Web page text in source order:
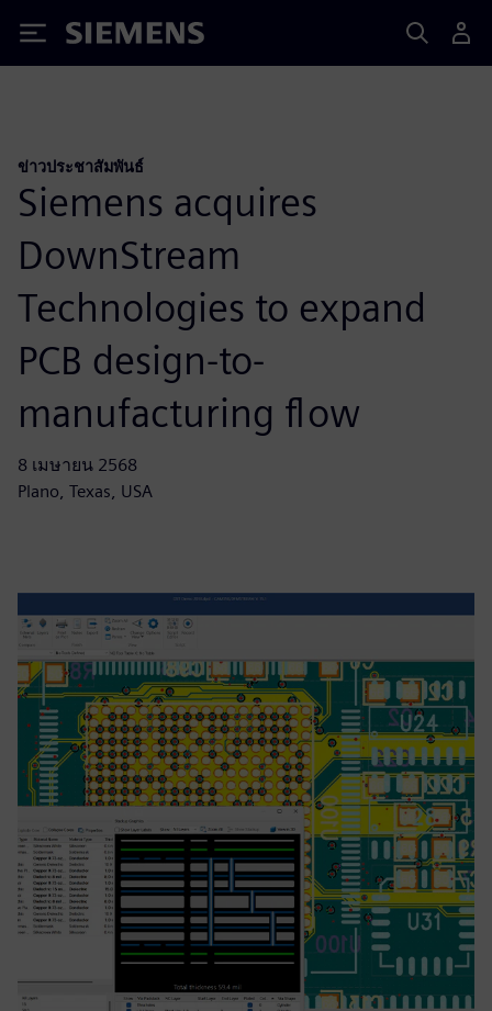
Siemens
ข่าวประชาสัมพันธ์
Siemens acquires
DownStream
Technologies to expand
PCB design-to-
manufacturing flow
8 เมษายน 2568
Plano, Texas, USA